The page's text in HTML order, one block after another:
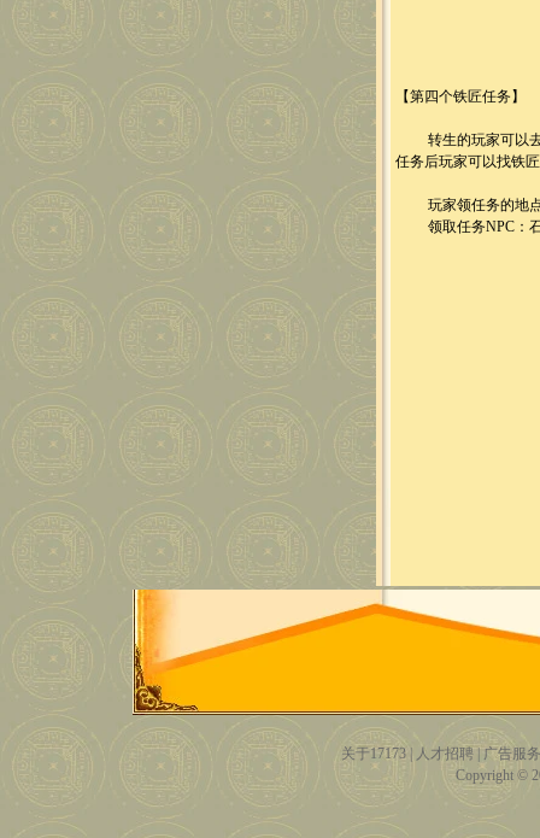
【第四个铁匠任务】
转生的玩家可以去
任务后玩家可以找铁
玩家领任务的地点
领取任务NPC：
关于17173 人才招聘 | 广告服务
Copyright ©